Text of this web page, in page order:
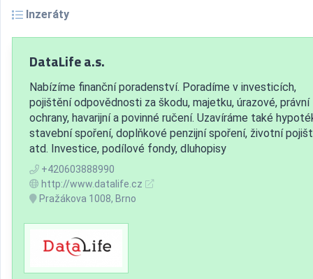
Inzeráty
DataLife a.s.
Nabízíme finanční poradenství. Poradíme v investicích,
pojištění odpovědnosti za škodu, majetku, úrazové, právní
ochrany, havarijní a povinné ručení. Uzavíráme také
stavební spoření, doplňkové penzijní spoření, životní
atd. Investice, podílové fondy, dluhopisy
+420603888990
http://www.datalife.cz
Pražákova 1008, Brno